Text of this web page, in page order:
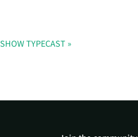
SHOW TYPECAST